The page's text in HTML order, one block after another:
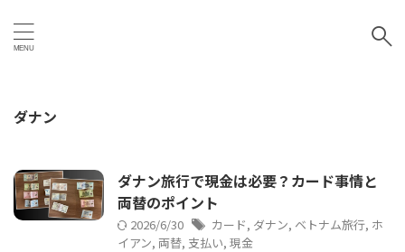
ダナン
ダナン旅行で現金は必要？カード事情と
両替のポイント
2026/6/30 カード, ダナン, ベトナム旅行, ホ
イアン, 両替, 支払い, 現金